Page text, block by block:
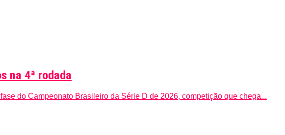
na 4ª rodada
do Campeonato Brasileiro da Série D de 2026, competição que chega...